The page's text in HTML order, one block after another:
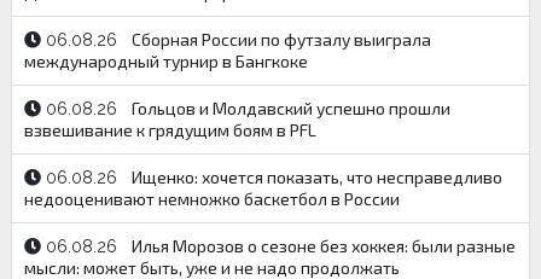
06.08.26
Сборная России по футзалу выиграла
международный турнир в Бангкоке
06.08.26
Гольцов и Молдавский успешно прошли
взвешивание к грядущим боям в PFL
06.08.26
Ищенко: хочется показать, что несправедливо
недооценивают немножко баскетбол в России
06.08.26
Илья Морозов о сезоне без хоккея: были разные
мысли: может быть, уже и не надо продолжать